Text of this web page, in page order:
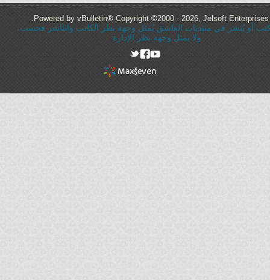
Powered by vBulletin® Copyright ©2000 - 2026, Jelsoft Enterprises
أو يُنشر في منتديات العاشق يُمثل وجهة نظر الكاتب والناشر فحسب،
ولا يمثل وجهه نظر الإدارة